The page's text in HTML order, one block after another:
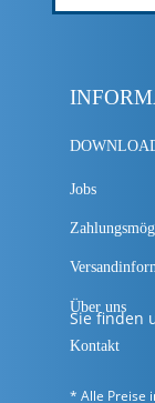
Jobs
Über uns
Kontakt
Sie finden
* Alle Preise